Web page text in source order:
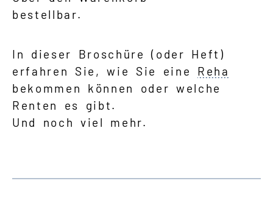
bestellbar.
In dieser Broschüre (oder Heft)
erfahren Sie, wie Sie eine Reha
bekommen können oder welche
Renten es gibt.
Und noch viel mehr.